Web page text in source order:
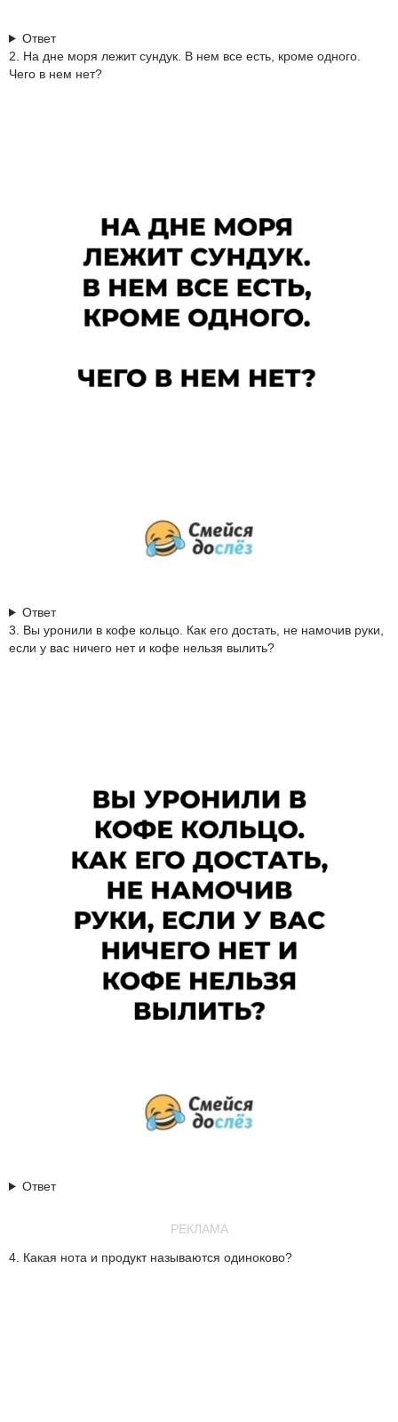
Ответ
2. На дне моря лежит сундук. В нем все есть, кроме одного.
Чего в нем нет?
Ответ
3. Вы уронили в кофе кольцо. Как его достать, не намочив руки,
если у вас ничего нет и кофе нельзя вылить?
Ответ
РЕКЛАМА
4. Какая нота и продукт называются одиноково?